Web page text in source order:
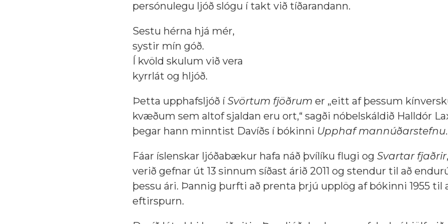
persónulegu ljóð slógu í takt við tíðarandann.
Sestu hérna hjá mér,
systir mín góð.
Í kvöld skulum við vera
kyrrlát og hljóð.
Þetta upphafsljóð íSvörtum fjöðrum er „eitt af þessum
kvæðum sem altof sjaldan eru ort,“ sagði nóbelskáldið Halldór
þegar hann minntist Davíðs í bókinni Upphaf mannúðarstefnu.
Fáar íslenskar ljóðabækur hafa náð þvílíku flugi og Svartar fjaðrir
verið gefnar út 13 sinnum síðast árið 2011 og stendur til að
þessu ári. Þannig þurfti að prenta þrjú upplög af bókinni 1955 til
eftirspurn.